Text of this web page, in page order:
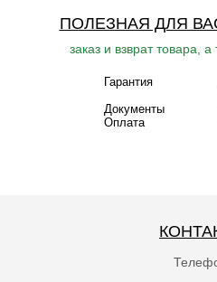
ПОЛЕЗНАЯ ДЛЯ
заказ и взврат товара,
Гарантия
Документы
Оплата